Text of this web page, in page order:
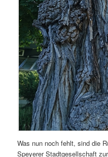
Was nun noch fehlt, sind die
Speyerer Stadtgesellschaft